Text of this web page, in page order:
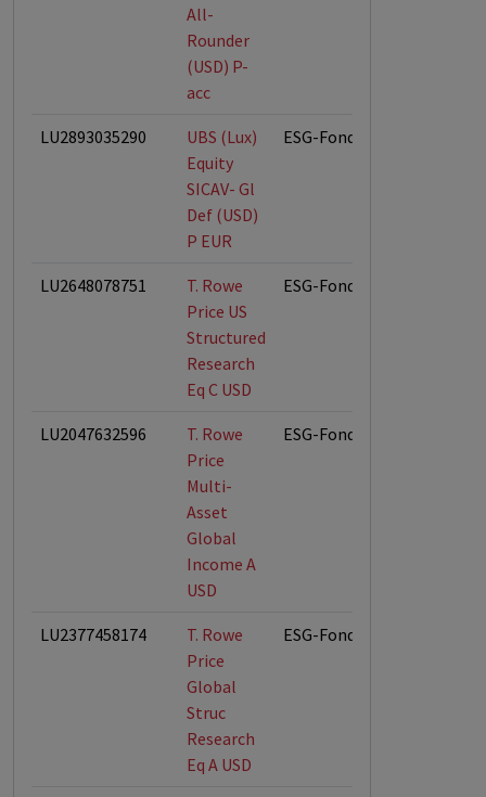
All-
Rounder
(USD) P-
acc
LU2893035290
UBS (Lux)
Equity
SICAV- Gl
Def (USD)
P EUR
ESG-Fonds
LU2648078751
T. Rowe
Price US
Structured
Research
Eq C USD
ESG-Fonds
LU2047632596
T. Rowe
Price
Multi-
Asset
Global
Income A
USD
ESG-Fonds
LU2377458174
T. Rowe
Price
Global
Struc
Research
Eq A USD
ESG-Fonds